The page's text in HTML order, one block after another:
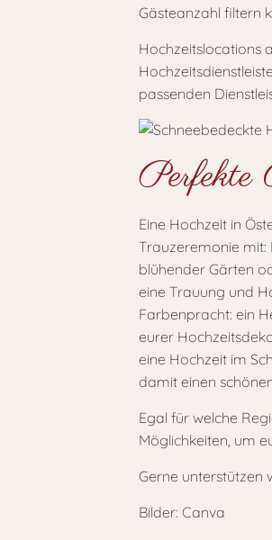
Gästeanzahl filtern
Hochzeitslocations
passenden
Perfekte
Eine Hochzeit in
Trauzeremonie mit:
blühender Gärten
eine Trauung und
Farbenpracht: ein
eurer
eine Hochzeit im
damit einen
Egal für welche
Möglichkeiten, um
Gerne unterstützen
Bilder: Canva